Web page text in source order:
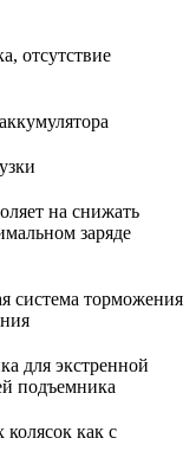
отсутствие
на снижать
заряде
система торможения
для экстренной
подъемника
как с